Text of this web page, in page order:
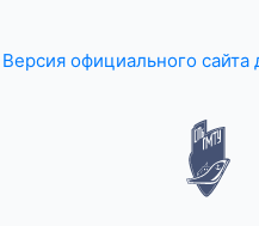
Версия официального